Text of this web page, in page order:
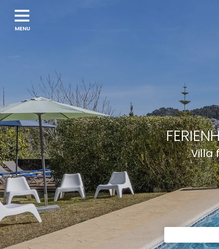
Villa
Navigation
menu